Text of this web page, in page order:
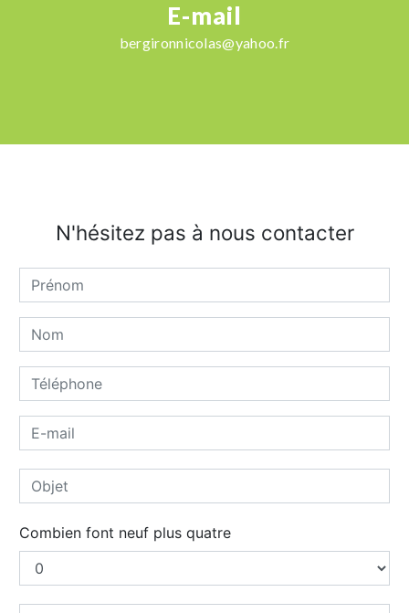
E-mail
bergironnicolas@yahoo.fr
N'hésitez pas à nous contacter
Combien font neuf plus quatre